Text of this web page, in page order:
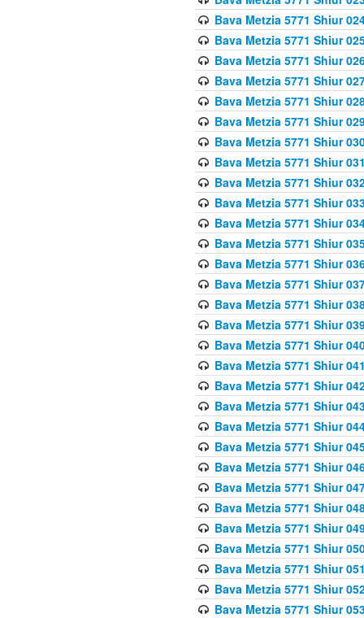
Bava Metzia 5771 Shiur
Bava Metzia 5771 Shiur
Bava Metzia 5771 Shiur
Bava Metzia 5771 Shiur
Bava Metzia 5771 Shiur
Bava Metzia 5771 Shiur
Bava Metzia 5771 Shiur
Bava Metzia 5771 Shiur
Bava Metzia 5771 Shiur
Bava Metzia 5771 Shiur
Bava Metzia 5771 Shiur
Bava Metzia 5771 Shiur
Bava Metzia 5771 Shiur
Bava Metzia 5771 Shiur
Bava Metzia 5771 Shiur
Bava Metzia 5771 Shiur
Bava Metzia 5771 Shiur
Bava Metzia 5771 Shiur
Bava Metzia 5771 Shiur
Bava Metzia 5771 Shiur
Bava Metzia 5771 Shiur
Bava Metzia 5771 Shiur
Bava Metzia 5771 Shiur
Bava Metzia 5771 Shiur
Bava Metzia 5771 Shiur
Bava Metzia 5771 Shiur
Bava Metzia 5771 Shiur
Bava Metzia 5771 Shiur
Bava Metzia 5771 Shiur
Bava Metzia 5771 Shiur